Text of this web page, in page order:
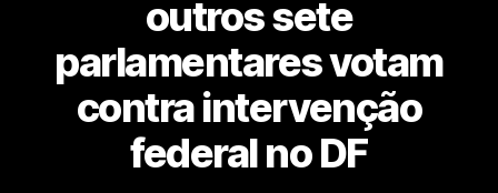
outros sete
parlamentares votam
contra intervenção
federal no DF